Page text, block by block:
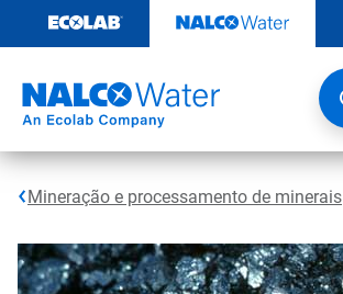
o
Mineração e processamento de minerais